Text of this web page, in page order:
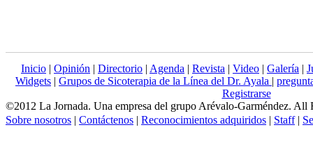
Inicio | Opinión | Directorio | Agenda | Revista | Video | Galería |
Widgets | Grupos de Sicoterapia de la Línea del Dr. Ayala |
Registrarse
©2012 La Jornada. Una empresa del grupo Arévalo-Garméndez. All
Sobre nosotros | Contáctenos | Reconocimientos adquiridos | Staff|